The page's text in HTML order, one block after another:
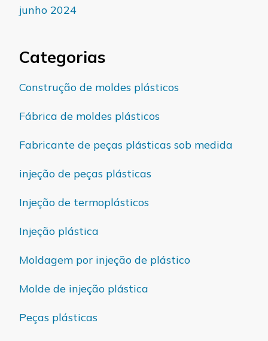
junho 2024
Categorias
Construção de moldes plásticos
Fábrica de moldes plásticos
Fabricante de peças plásticas sob medida
injeção de peças plásticas
Injeção de termoplásticos
Injeção plástica
Moldagem por injeção de plástico
Molde de injeção plástica
Peças plásticas